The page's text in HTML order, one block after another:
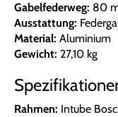
Gabelfederweg: 80
Ausstattung:
Material: Aluminium
Gewicht: 27,10 kg
Rahmen: Intube